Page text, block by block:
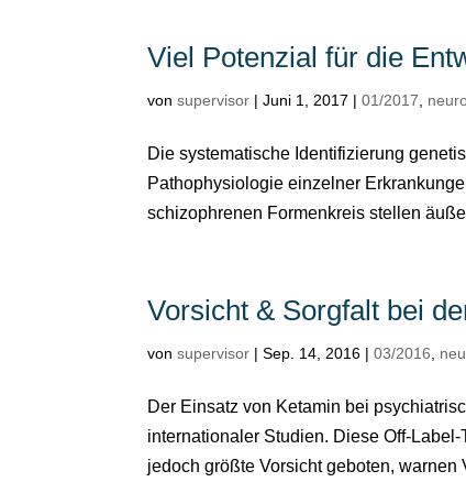
Viel Potenzial für die
vonsupervisor |Juni 1, 2017 |01/2017
Die systematische Identifizierung
Pathophysiologie einzelner
schizophrenen Formenkreis stellen
Vorsicht & Sorgfalt bei
vonsupervisor |Sep. 14, 2016 |03/2016
Der Einsatz von Ketamin bei
internationaler Studien. Diese Off-
jedoch größte Vorsicht geboten, warnen